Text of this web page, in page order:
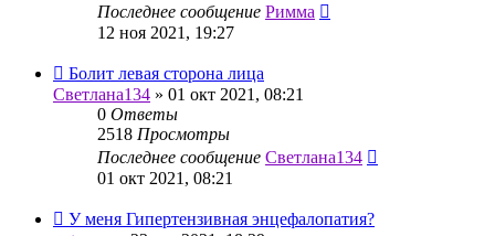
Последнее сообщение Римма
12 ноя 2021, 19:27
Болит левая сторона лица
Светлана134 » 01 окт 2021, 08:21
0 Ответы
2518 Просмотры
Последнее сообщение Светлана134
01 окт 2021, 08:21
У меня Гипертензивная энцефалопатия?